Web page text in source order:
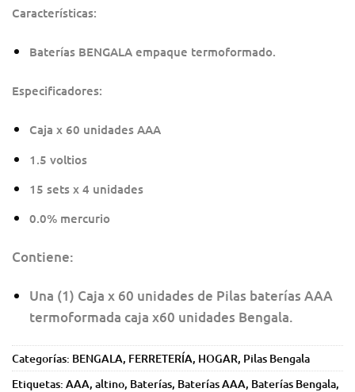
Características:
Baterías BENGALA empaque termoformado.
Especificadores:
Caja x 60 unidades AAA
1.5 voltios
15 sets x 4 unidades
0.0% mercurio
Contiene:
Una (1) Caja x 60 unidades de Pilas baterías AAA
termoformada caja x60 unidades Bengala.
Categorías: BENGALA, FERRETERÍA, HOGAR, Pilas Bengala
Etiquetas: AAA, altino, Baterías, Baterías AAA, Baterías Bengala,